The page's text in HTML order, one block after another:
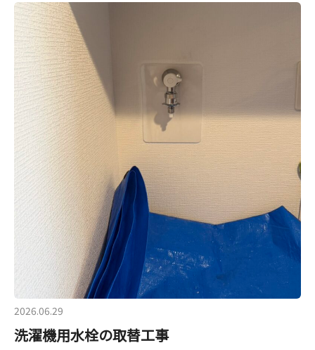
2026.06.29
洗濯機用水栓の取替工事